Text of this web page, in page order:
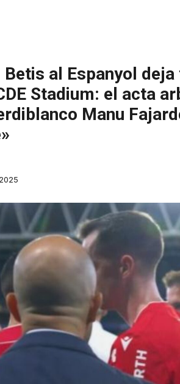
al Espanyol
Stadium: el acta
Manu